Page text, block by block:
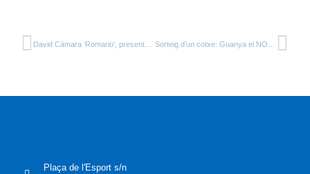
Plaça de l'Esport s/n